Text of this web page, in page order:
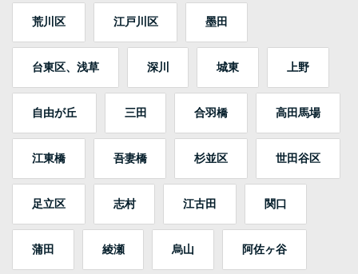
荒川区 江戸川区 墨田
台東区、浅草 深川 城東 上野
自由が丘 三田 合羽橋 高田馬場
江東橋 吾妻橋 杉並区 世田谷区
足立区 志村 江古田 関口
蒲田 綾瀬 烏山 阿佐ヶ谷